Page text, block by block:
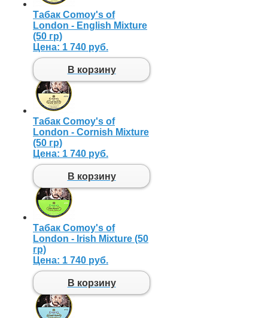
Табак Comoy's of
London - English Mixture
(50 гр)
Цена: 1 740 руб.
В корзину
Табак Comoy's of
London - Cornish Mixture
(50 гр)
Цена: 1 740 руб.
В корзину
Табак Comoy's of
London - Irish Mixture (50
гр)
Цена: 1 740 руб.
В корзину